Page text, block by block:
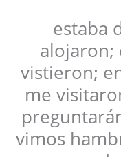
estaba
alojaron;
vistieron;
me
vimos